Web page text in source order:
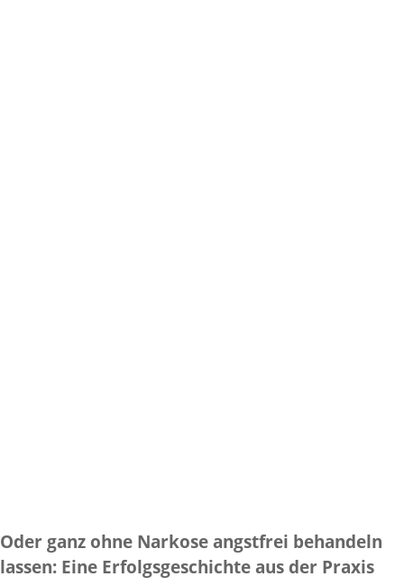
Oder ganz ohne Narkose angstfrei behandeln
lassen: Eine Erfolgsgeschichte aus der Praxis